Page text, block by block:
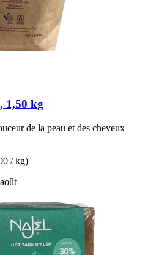
1,50 kg
de la peau et des cheveux
/ kg)